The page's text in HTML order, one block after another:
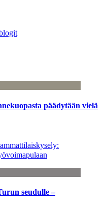
päädytään vielä
seudulle –